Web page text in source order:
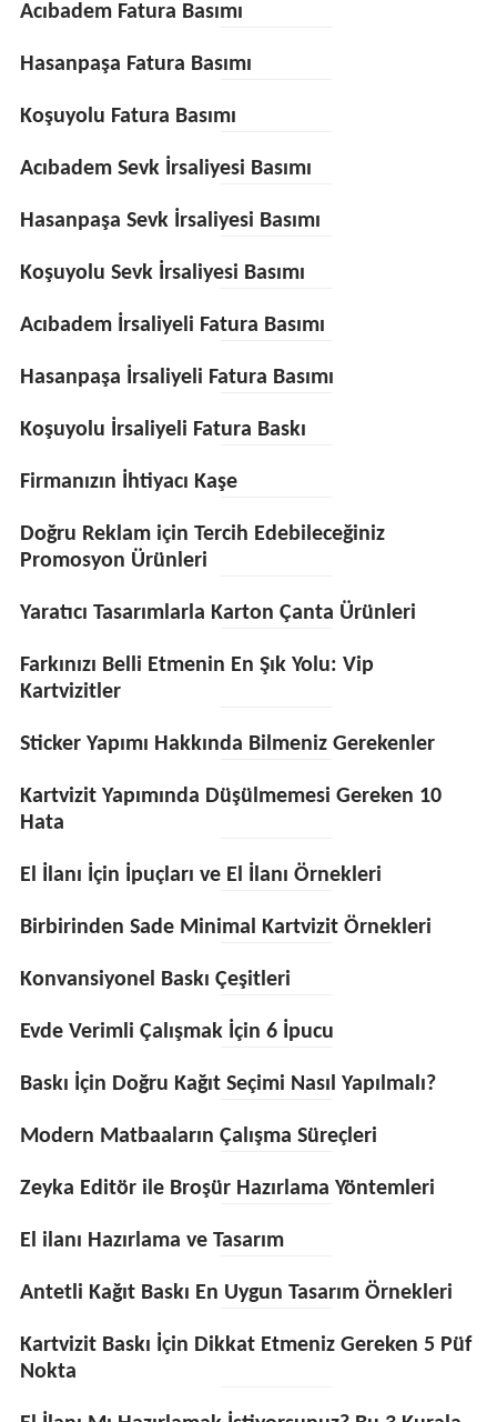
Acıbadem Fatura Basımı
Hasanpaşa Fatura Basımı
Koşuyolu Fatura Basımı
Acıbadem Sevk İrsaliyesi Basımı
Hasanpaşa Sevk İrsaliyesi Basımı
Koşuyolu Sevk İrsaliyesi Basımı
Acıbadem İrsaliyeli Fatura Basımı
Hasanpaşa İrsaliyeli Fatura Basımı
Koşuyolu İrsaliyeli Fatura Baskı
Firmanızın İhtiyacı Kaşe
Doğru Reklam için Tercih Edebileceğiniz
Promosyon Ürünleri
Yaratıcı Tasarımlarla Karton Çanta Ürünleri
Farkınızı Belli Etmenin En Şık Yolu: Vip
Kartvizitler
Sticker Yapımı Hakkında Bilmeniz Gerekenler
Kartvizit Yapımında Düşülmemesi Gereken 10
Hata
El İlanı İçin İpuçları ve El İlanı Örnekleri
Birbirinden Sade Minimal Kartvizit Örnekleri
Konvansiyonel Baskı Çeşitleri
Evde Verimli Çalışmak İçin 6 İpucu
Baskı İçin Doğru Kağıt Seçimi Nasıl Yapılmalı?
Modern Matbaaların Çalışma Süreçleri
Zeyka Editör ile Broşür Hazırlama Yöntemleri
El ilanı Hazırlama ve Tasarım
Antetli Kağıt Baskı En Uygun Tasarım Örnekleri
Kartvizit Baskı İçin Dikkat Etmeniz Gereken 5 Püf
Nokta